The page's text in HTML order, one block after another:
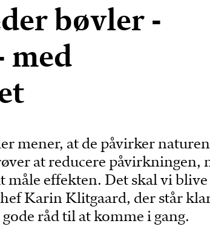
bøvler -
med
mener, at de påvirker naturen
at reducere påvirkningen,
måle effekten. Det skal vi blive
Karin Klitgaard, der står
råd til at komme i gang.